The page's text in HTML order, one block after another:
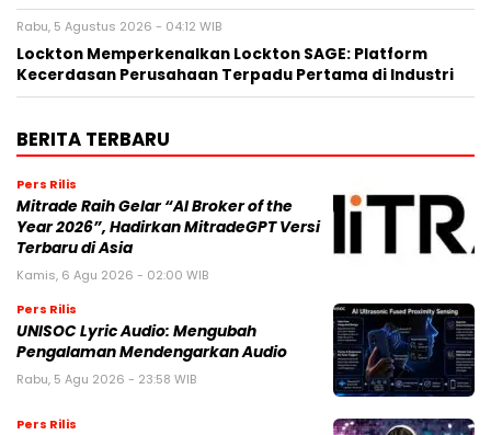
Rabu, 5 Agustus 2026 - 04:12 WIB
Lockton Memperkenalkan Lockton SAGE: Platform
Kecerdasan Perusahaan Terpadu Pertama di Industri
BERITA TERBARU
Pers Rilis
Mitrade Raih Gelar “AI Broker of the
Year 2026”, Hadirkan MitradeGPT Versi
Terbaru di Asia
Kamis, 6 Agu 2026 - 02:00 WIB
Pers Rilis
UNISOC Lyric Audio: Mengubah
Pengalaman Mendengarkan Audio
Rabu, 5 Agu 2026 - 23:58 WIB
Pers Rilis